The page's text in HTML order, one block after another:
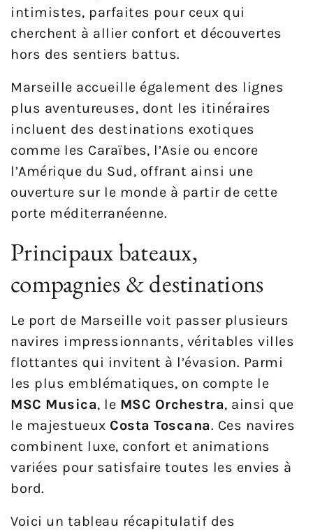
intimistes, parfaites pour ceux qui
cherchent à allier confort et découvertes
hors des sentiers battus.
Marseille accueille également des lignes
plus aventureuses, dont les itinéraires
incluent des destinations exotiques
comme les Caraïbes, l’Asie ou encore
l’Amérique du Sud, offrant ainsi une
ouverture sur le monde à partir de cette
porte méditerranéenne.
Principaux bateaux,
compagnies & destinations
Le port de Marseille voit passer plusieurs
navires impressionnants, véritables villes
flottantes qui invitent à l’évasion. Parmi
les plus emblématiques, on compte le
MSC Musica, le MSC Orchestra, ainsi que
le majestueux Costa Toscana. Ces navires
combinent luxe, confort et animations
variées pour satisfaire toutes les envies à
bord.
Voici un tableau récapitulatif des